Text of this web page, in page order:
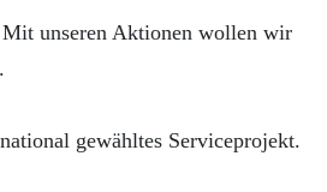
Mit unseren Aktionen wollen wir
gewähltes Serviceprojekt.